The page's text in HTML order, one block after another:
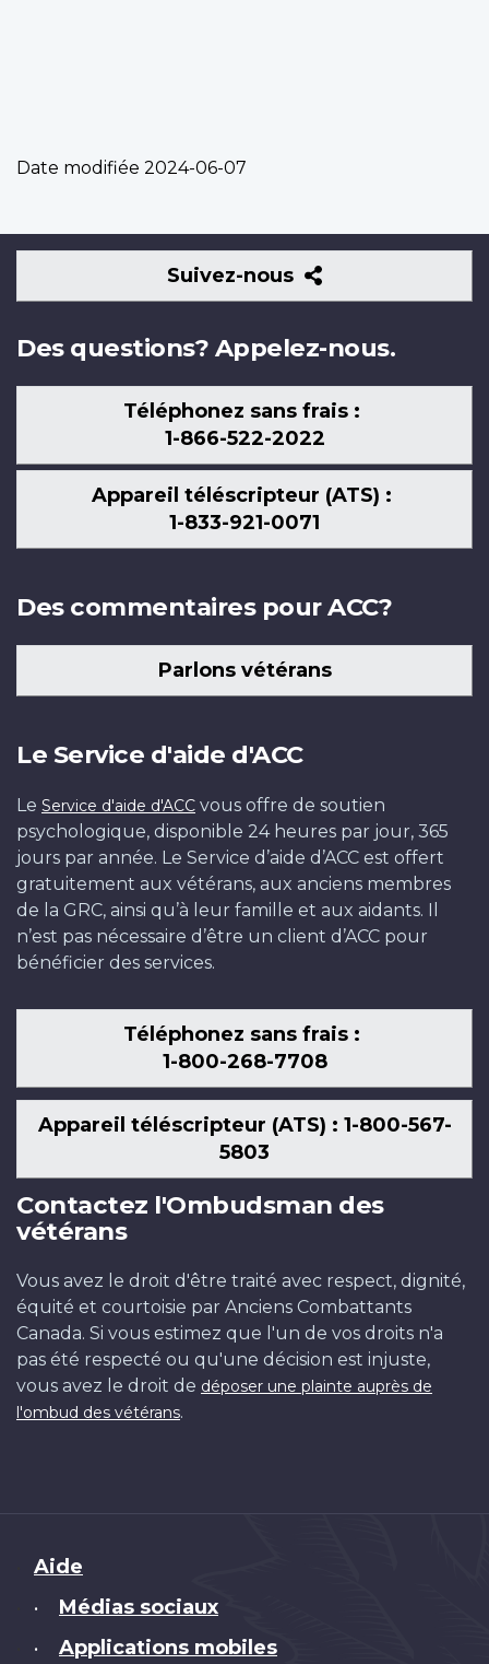
Date modifiée 2024-06-07
Suivez-nous
Suivez-
nous
Des questions? Appelez-nous.
Téléphonez sans frais :
1-866-522-2022
Appareil téléscripteur (ATS) :
1-833-921-0071
Des commentaires pour ACC?
Parlons vétérans
Le Service d'aide d'ACC
Le Service d'aide d'ACC vous offre de soutien
psychologique, disponible 24 heures par jour, 365
jours par année. Le Service d’aide d’ACC est offert
gratuitement aux vétérans, aux anciens membres
de la GRC, ainsi qu’à leur famille et aux aidants. Il
n’est pas nécessaire d’être un client d’ACC pour
bénéficier des services.
Téléphonez sans frais :
1-800-268-7708
Appareil téléscripteur (ATS) : 1-800-567-
5803
Contactez l'Ombudsman des
vétérans
Vous avez le droit d'être traité avec respect, dignité,
équité et courtoisie par Anciens Combattants
Canada. Si vous estimez que l'un de vos droits n'a
pas été respecté ou qu'une décision est injuste,
vous avez le droit de déposer une plainte auprès de
l'ombud des vétérans.
Brand
Aide
• Médias sociaux
• Applications mobiles